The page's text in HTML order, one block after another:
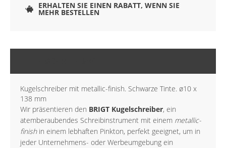
ERHALTEN SIE EINEN RABATT, WENN SIE
MEHR BESTELLEN
Kugelschreiber mit metallic-finish. Schwarze Tinte. ø10 x
138 mm
Wir präsentieren den BRIGT Kugelschreiber, ein
atemberaubendes Schreibinstrument mit einem metallic-
finishin einem lebhaften Pinkton, perfekt geeignet, um in
jeder Unternehmens- oder Werbeumgebung ein